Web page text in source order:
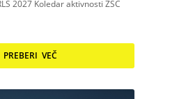
2027 Koledar aktivnosti ZSC
PREBERI VEČ